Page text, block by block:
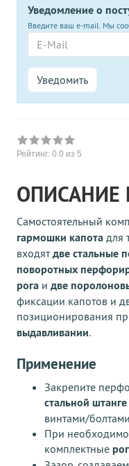
Уведомление о
Введите ваш e-mail. Мы
Mail
Уведомить
Рейтинг: 0.0 из 5
ОПИСАНИЕ
Самостоятельный
гармошки капота для
входятдве стальные
поворотных
рога и две
фиксации капотов и
позиционирования
выдавливании.
Применение
Закрепите
стальной штанге
винтами/
При
комплектные